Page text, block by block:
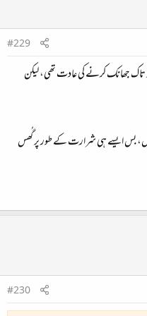
#229
تاک جھانک کرنے کی عادت تھی، لیکن
بس ایسے ہی شرارت کے طور پر گُھس
#230